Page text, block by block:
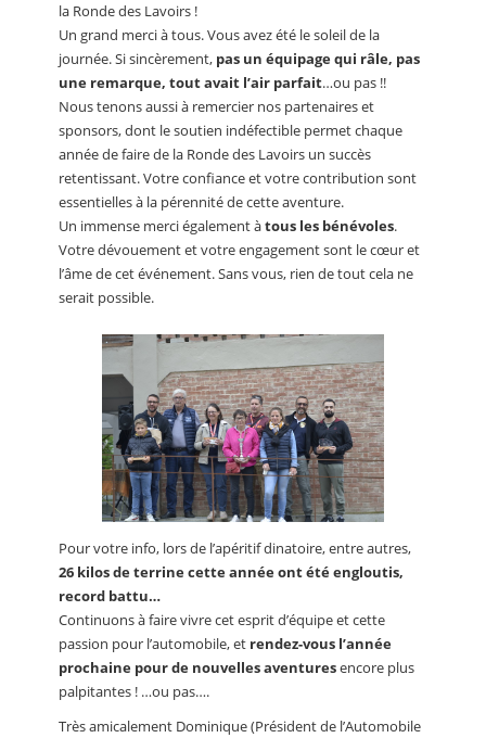
la Ronde des Lavoirs !
Un grand merci à tous. Vous avez été le soleil de la
journée. Si sincèrement, pas un équipage qui râle, pas
une remarque, tout avait l’air parfait…ou pas !!
Nous tenons aussi à remercier nos partenaires et
sponsors, dont le soutien indéfectible permet chaque
année de faire de la Ronde des Lavoirs un succès
retentissant. Votre confiance et votre contribution sont
essentielles à la pérennité de cette aventure.
Un immense merci également àtous les bénévoles.
Votre dévouement et votre engagement sont le cœur et
l’âme de cet événement. Sans vous, rien de tout cela ne
serait possible.
Pour votre info, lors de l’apéritif dinatoire, entre autres,
26 kilos de terrine cette année ont été engloutis,
record battu…
Continuons à faire vivre cet esprit d’équipe et cette
passion pour l’automobile, et rendez-vous l’année
prochaine pour de nouvelles aventuresencore plus
palpitantes ! …ou pas….
Très amicalement Dominique (Président de l’Automobile